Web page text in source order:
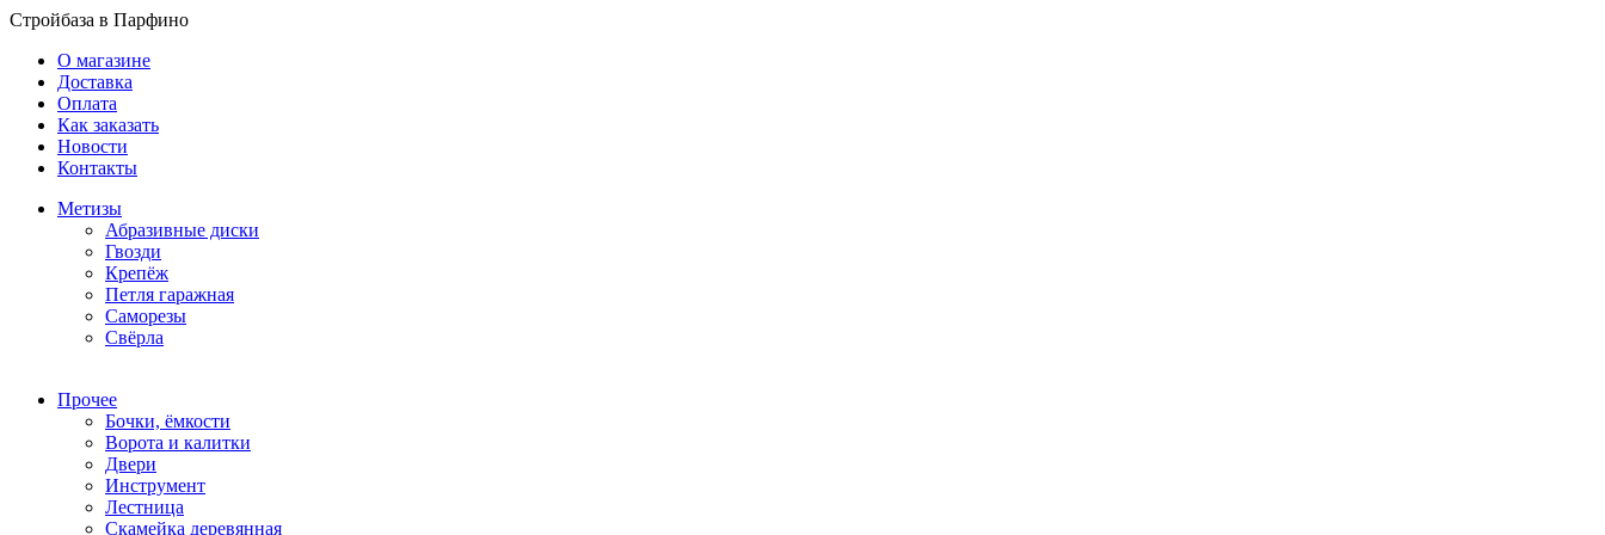
Стройбаза в Парфино
О магазине
Доставка
Оплата
Как заказать
Новости
Контакты
Метизы
Абразивные диски
Гвозди
Крепёж
Петля гаражная
Саморезы
Свёрла
Прочее
Бочки, ёмкости
Ворота и калитки
Двери
Инструмент
Лестница
Скамейка деревянная